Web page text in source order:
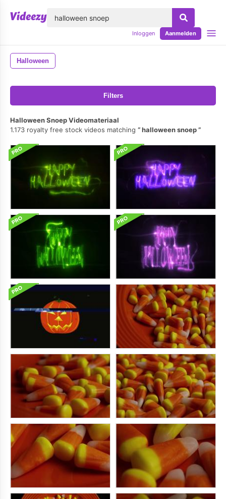
Inloggen Aanmelden
Halloween
Filters
Halloween Snoep Videomateriaal
1.173 royalty free stock videos matching
halloween snoep